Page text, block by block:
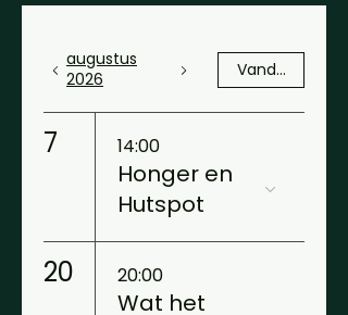
augustus
2026
Vandaag
7 14:00
Honger en
Hutspot
20 20:00
Wat het